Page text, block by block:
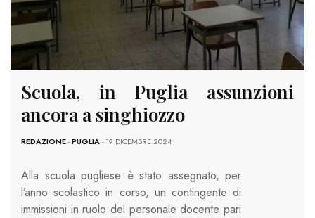
Scuola, in Puglia assunzioni
ancora a singhiozzo
REDAZIONE-PUGLIA- 19 DICEMBRE 2024
Alla scuola pugliese è stato assegnato, per
l’anno scolastico in corso, un contingente di
immissioni in ruolo del personale docente pari